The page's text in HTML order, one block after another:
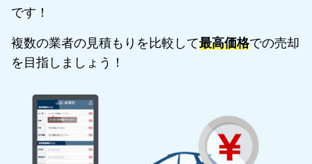
です！
複数の業者の見積もりを比較して最高価格での売却
を目指しましょう！